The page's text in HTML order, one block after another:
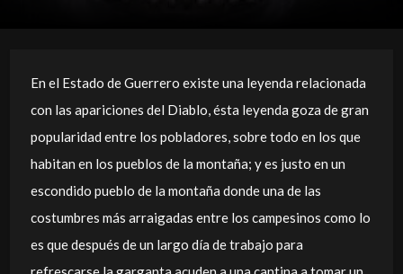
En el Estado de Guerrero existe una leyenda relacionada
con las apariciones del Diablo, ésta leyenda goza de gran
popularidad entre los pobladores, sobre todo en los que
habitan en los pueblos de la montaña; y es justo en un
escondido pueblo de la montaña donde una de las
costumbres más arraigadas entre los campesinos como lo
es que después de un largo día de trabajo para